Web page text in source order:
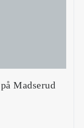
Madserud